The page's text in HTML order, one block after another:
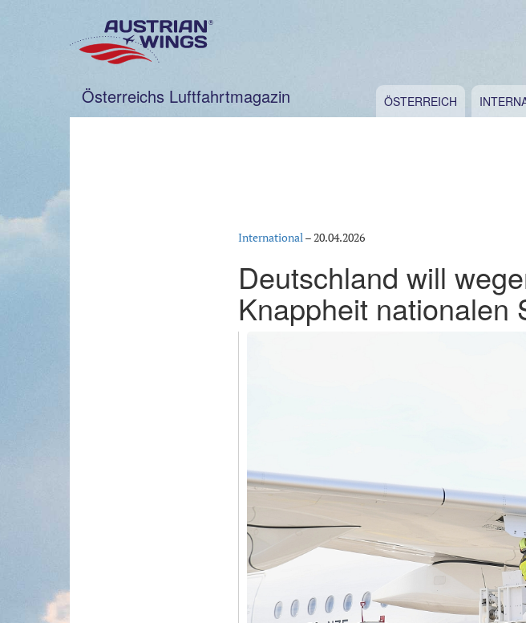
Österreichs Luftfahrtmagazin ÖSTERREICH
International–20.04.2026
Deutschland will
Knappheit nationalen